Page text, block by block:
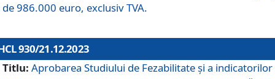
de 986.000 euro, exclusiv TVA.
930/21.12.2023
Titlu: Aprobarea Studiului de Fezabilitate și a indicatorilor